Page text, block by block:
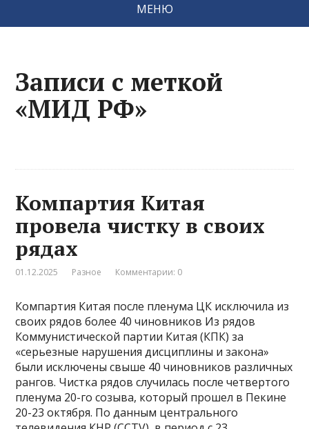
МЕНЮ
Записи с меткой
«МИД РФ»
Компартия Китая
провела чистку в своих
рядах
01.12.2025 Разное Комментарии: 0
Компартия Китая после пленума ЦК исключила из
своих рядов более 40 чиновников Из рядов
Коммунистической партии Китая (КПК) за
«серьезные нарушения дисциплины и закона»
были исключены свыше 40 чиновников различных
рангов. Чистка рядов случилась после четвертого
пленума 20-го созыва, который прошел в Пекине
20-23 октября. По данным центрального